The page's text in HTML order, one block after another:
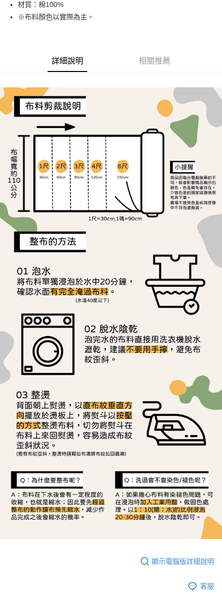
AFTEE先享後付
相關說明
１．簡單：不需註冊會員、不需綁卡、不需儲值。
２．便利：只要手機號碼，簡訊認證，即可結帳。
【「AFTEE先享後付」結帳流程】
１．於結帳方式選擇「AFTEE先享後付」後，將跳轉至「AFTEE先享後付」
結帳頁面，進行簡訊認證並確認金額後，即可完成結帳。
３．收到繳費通知簡訊後14天內，點擊此簡訊中的連結，可透過四大超商／
ATM／網路銀行／等多元方式進行付款，方視為交易完成。
※ 請注意：結帳手續完成當下不需立刻繳費，但若您需要取消訂單，請聯絡
購買商品的店家。未經商家同意取消之訂單仍視為有效，需透過AFTEE先享
後付繳納相關費用。
※ 交易是否成功請以「AFTEE先享後付 」之結帳頁面顯示為準，若有關於
是否繳費成功／繳費後需取消欲退款等相關疑問，請聯繫「AFTEE先享後付
客戶支援中心」 https://netprotections.freshdesk.com/support/home
【注意事項】
１．透過由恩沛科技股份有限公司提供之「AFTEE先享後付」服務完成之交
易，需依本服務之必要範圍內提供個人資料，並將交易相關給付款項請求債
權轉讓予恩沛科技股份有限公司。
２．關於個人資料處理事宜，請瀏覽以下網址：
https://aftee.tw/terms/#terms3
３．未成年的使用者請事先徵得法定代理人或監護人之同意方可使用
「AFTEE先享後付」，若未經同意申辦者引起之損失，本公司不負相關責
任。
４．使用「AFTEE先享後付」時，將依據個別帳號之用戶狀況，依本公司即
時審查核予不同之上限額度；若仍有額度不足之情形，本公司將視審查結果
５．嚴禁一人註冊多個帳號或使用他人資訊註冊。若發現惡意使用之情形，
恩沛科技股份有限公司將有權停止該用戶之使用額度並採取法律行動。
每筆NT$65，滿NT$1,500(含以上)免運費
7-11取貨付款
每筆NT$65，滿NT$1,500(含以上)免運費
每筆NT$150，滿NT$1,500(含以上)免運費
離島宅配
每筆NT$240
材質：棉100%
※布料顏色以實際為主。
詳細說明 相關推薦
顯示電腦版詳細說明
客服